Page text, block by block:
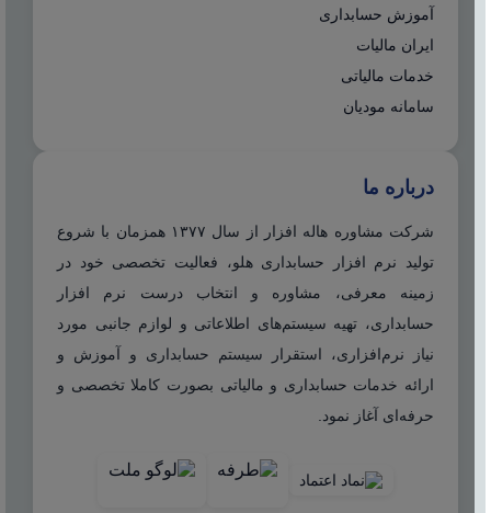
آموزش حسابداری
ایران مالیات
خدمات مالیاتی
سامانه مودیان
درباره ما
شرکت مشاوره هاله افزار از سال ۱۳۷۷ همزمان با شروع
تولید نرم افزار حسابداری هلو، فعالیت تخصصی خود در
زمینه معرفی، مشاوره و انتخاب درست نرم افزار
حسابداری، تهیه سیستم‌های اطلاعاتی و لوازم جانبی مورد
نیاز نرم‌افزاری، استقرار سیستم حسابداری و آموزش و
ارائه خدمات حسابداری و مالیاتی بصورت کاملا تخصصی و
حرفه‌ای آغاز نمود.